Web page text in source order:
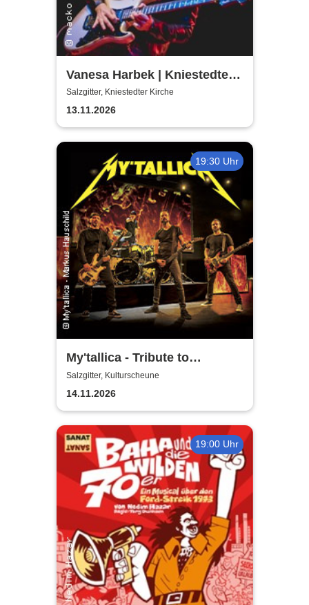
Vanesa Harbek | Kniestedter
Kirche
Salzgitter, Kniestedter Kirche
13.11.2026
19:30 Uhr
My'tallica - Tribute to
Metallica
Salzgitter, Kulturscheune
14.11.2026
19:00 Uhr